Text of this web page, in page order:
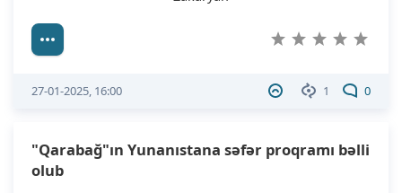
1 0
27-01-2025, 16:00
"Qarabağ"ın Yunanıstana səfər proqramı bəlli
olub